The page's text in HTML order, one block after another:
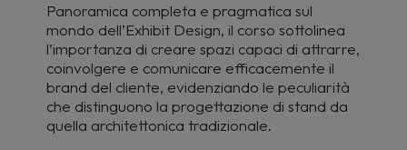
Panoramica completa e pragmatica sul
mondo dell’Exhibit Design, il corso sottolinea
l’importanza di creare spazi capaci di attrarre,
coinvolgere e comunicare efficacemente il
brand del cliente, evidenziando le peculiarità
che distinguono la progettazione di stand da
quella architettonica tradizionale.